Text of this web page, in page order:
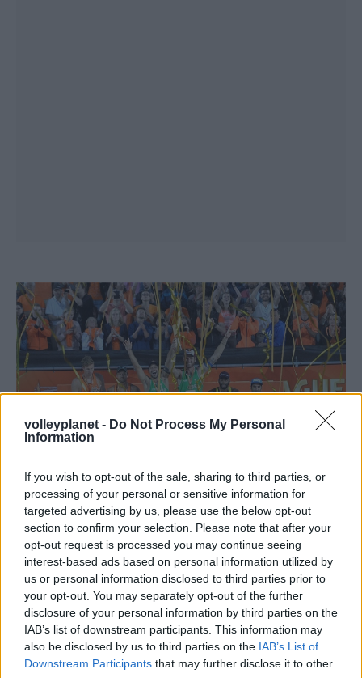
volleyplanet - Do Not Process My Personal
Information
If you wish to opt-out of the sale, sharing to third parties, or
processing of your personal or sensitive information for
targeted advertising by us, please use the below opt-out
section to confirm your selection. Please note that after your
opt-out request is processed you may continue seeing
interest-based ads based on personal information utilized by
us or personal information disclosed to third parties prior to
your opt-out. You may separately opt-out of the further
disclosure of your personal information by third parties on the
IAB’s list of downstream participants. This information may
also be disclosed by us to third parties on the IAB’s List of
Downstream Participants that may further disclose it to other
BEACH VOLLEY 08/07/2015
Παγκόσμια «σελεσάο» στη «Χώρα της Τουλίπας»
(φωτό)
Ηχηρό μήνυμα ενόψει των «δικών» της Ολυμπιακών
Αγώνων 2016 στο Ρίο ντε Τζανέιρο έστειλε προς πάσα
κατεύθυνση, μέσω της Χάγης η Βραζιλία, που κυριάρχησε σε
άνδρες και γυναίκες στο Παγκόσμιο πρωτάθλημα μπιτς
βόλεϊ της Ολλανδίας, που ολοκληρώθηκε στις 5 Ιουλίου σε